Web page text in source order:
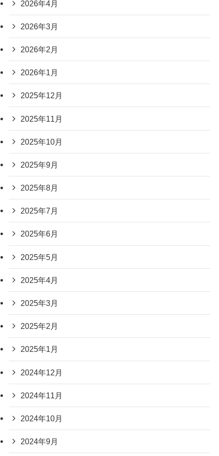
2026年4月
2026年3月
2026年2月
2026年1月
2025年12月
2025年11月
2025年10月
2025年9月
2025年8月
2025年7月
2025年6月
2025年5月
2025年4月
2025年3月
2025年2月
2025年1月
2024年12月
2024年11月
2024年10月
2024年9月